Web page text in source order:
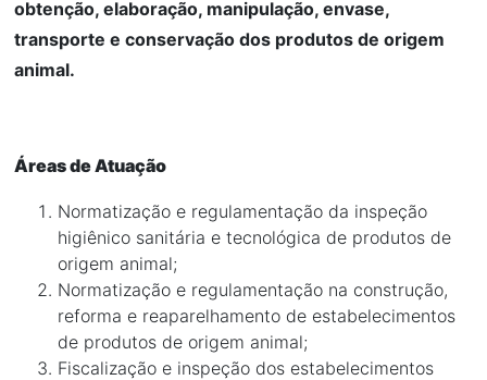
obtenção, elaboração, manipulação, envase,
transporte e conservação dos produtos de origem
animal.
Áreas de Atuação
Normatização e regulamentação da inspeção
higiênico sanitária e tecnológica de produtos de
origem animal;
Normatização e regulamentação na construção,
reforma e reaparelhamento de estabelecimentos
de produtos de origem animal;
Fiscalização e inspeção dos estabelecimentos